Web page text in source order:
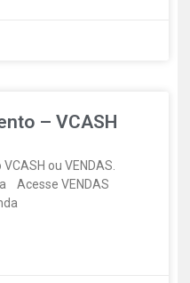
– VCASH
ou VENDAS.
Acesse VENDAS